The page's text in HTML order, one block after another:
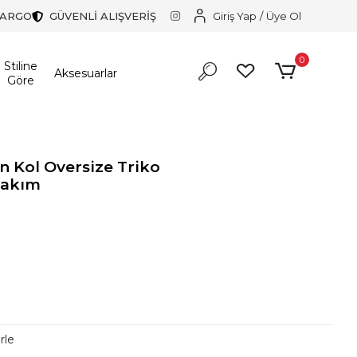
GÜVENLİ ALIŞVERİŞ Giriş Yap / Üye Ol
Stiline
Göre
Aksesuarlar
0
Kol Oversize Triko